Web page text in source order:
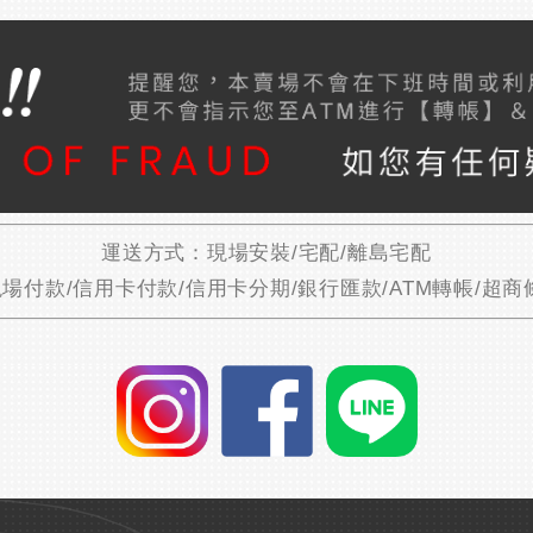
運送方式：現場安裝/宅配/離島宅配
付款/信用卡付款/信用卡分期/銀行匯款/ATM轉帳/超商